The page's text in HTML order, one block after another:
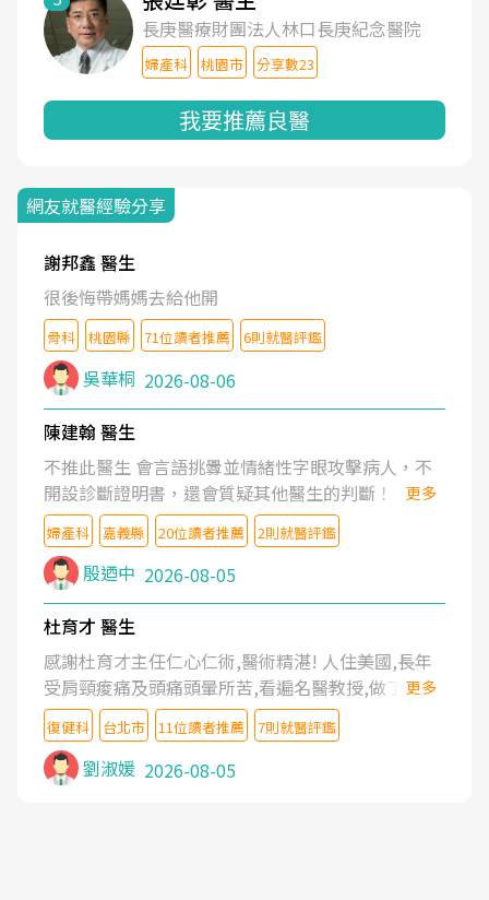
長庚醫療財團法人林口長庚紀念醫院
婦產科 桃園市 分享數23
我要推薦良醫
網友就醫經驗分享
謝邦鑫 醫生
很後悔帶媽媽去給他開
骨科 桃園縣 71位讀者推薦 6則就醫評鑑
吳華桐 2026-08-06
陳建翰 醫生
不推此醫生 會言語挑釁並情緒性字眼攻擊病人，不
開設診斷證明書，還會質疑其他醫生的判斷！
更多
婦產科 嘉義縣 20位讀者推薦 2則就醫評鑑
殷迺中 2026-08-05
杜育才 醫生
感謝杜育才主任仁心仁術,醫術精湛! 人住美國,長年
受肩頸痠痛及頭痛頭暈所苦,看遍名醫教授,做了各種
檢查,也嘗試過西醫打針,中醫針灸及物理徒手治療都
沒有用,後來連吃到嗎啡類止痛藥都效果有限,只是壓
症狀,沒多久就痛起來,多年失眠嚴重影響生活品質.
台灣親友介紹忠孝醫院杜育才主任是頸頭症候群專
更多
復健科 台北市 11位讀者推薦 7則就醫評鑑
劉淑媛 2026-08-05